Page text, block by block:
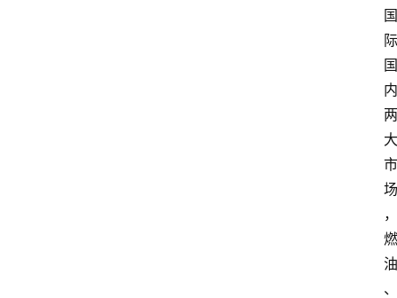
国
际
国
内
两
大
市
场
，
燃
油
、